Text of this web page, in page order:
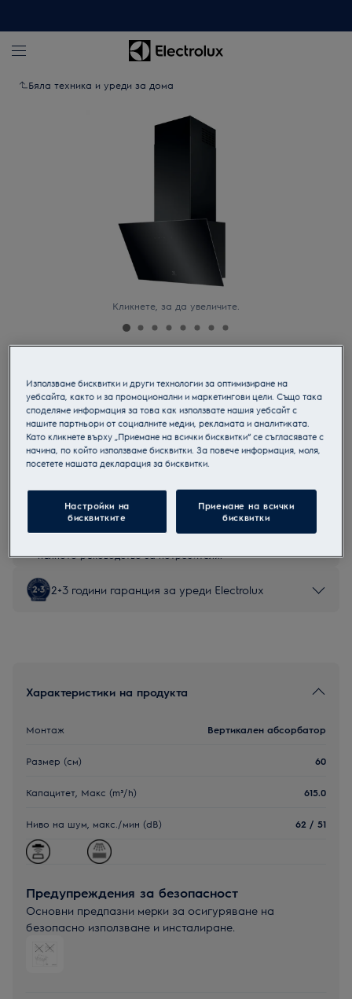
Бяла техника и уреди за дома
Кликнете, за да увеличите.
60см. абсорбатор
Продуктов информационен лист
Инструкциите за безопасност и предупрежденията за
безопасност съгласно регламент на ЕС 2023/988 са
изброени в глава 1 и 2 на ръководството за потребителя.
пълното ръководство за потребителя.
2+3 години гаранция за уреди Electrolux
Характеристики на продукта
Монтаж Вертикален абсорбатор
Размер (см) 60
Капацитет, Макс (m³/h) 615.0
Ниво на шум, макс./мин (dB) 62 / 51
Предупреждения за безопасност
Основни предпазни мерки за осигуряване на
безопасно използване и инсталиране.
Използваме бисквитки и други технологии за оптимизиране на
уебсайта, както и за промоционални и маркетингови цели. Също така
споделяме информация за това как използвате нашия уебсайт с
нашите партньори от социалните медии, рекламата и аналитиката.
Като кликнете върху „Приемане на всички бисквитки“ се съгласявате с
начина, по който използваме бисквитки. За повече информация, моля,
посетете нашата декларация за бисквитки.
Настройки на
бисквитките
Приемане на всички
бисквитки